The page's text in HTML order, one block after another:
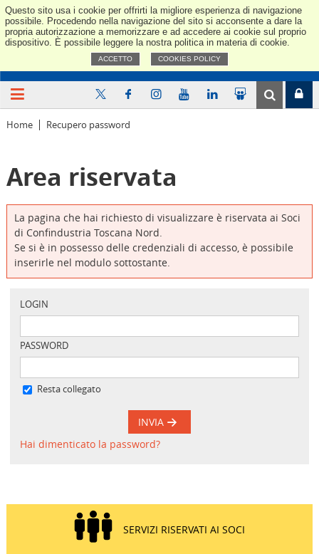
Questo sito usa i cookie per offrirti la migliore esperienza di navigazione
possibile. Procedendo nella navigazione del sito si acconsente a dare la
propria autorizzazione a memorizzare e ad accedere ai cookie sul proprio
dispositivo. È possibile leggere la nostra politica in materia di cookie.
ACCETTO COOKIES POLICY
Home Recupero password
Area riservata
La pagina che hai richiesto di visualizzare è riservata ai Soci
di Confindustria Toscana Nord.
Se si è in possesso delle credenziali di accesso, è possibile
inserirle nel modulo sottostante.
LOGIN
PASSWORD
Resta collegato
INVIA
Hai dimenticato la password?
SERVIZI RISERVATI AI SOCI